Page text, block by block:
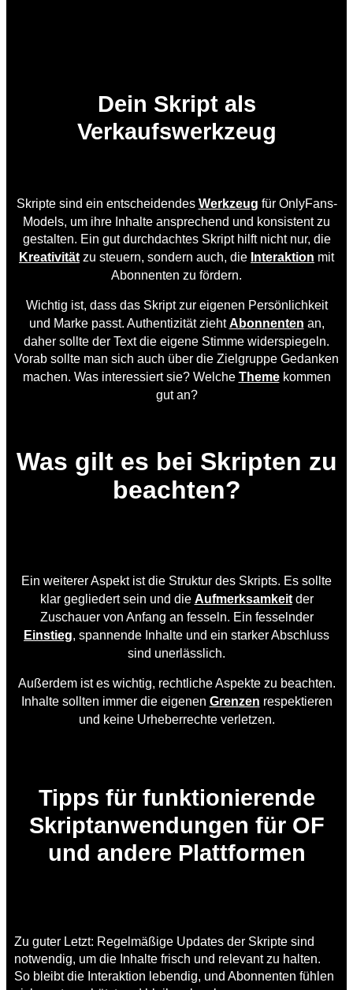
Dein Skript als
Verkaufswerkzeug
Skripte sind ein entscheidendes Werkzeug für OnlyFans-
Models, um ihre Inhalte ansprechend und konsistent zu
gestalten. Ein gut durchdachtes Skript hilft nicht nur, die
Kreativität zu steuern, sondern auch, die Interaktion mit
Abonnenten zu fördern.
Wichtig ist, dass das Skript zur eigenen Persönlichkeit
und Marke passt. Authentizität ziehtAbonnenten an,
daher sollte der Text die eigene Stimme widerspiegeln.
Vorab sollte man sich auch über die Zielgruppe Gedanken
machen. Was interessiert sie? Welche Themekommen
gut an?
Was gilt es bei Skripten zu
beachten?
Ein weiterer Aspekt ist die Struktur des Skripts. Es sollte
klar gegliedert sein und die Aufmerksamkeitder
Zuschauer von Anfang an fesseln. Ein fesselnder
Einstieg, spannende Inhalte und ein starker Abschluss
sind unerlässlich.
Außerdem ist es wichtig, rechtliche Aspekte zu beachten.
Inhalte sollten immer die eigenen Grenzen respektieren
und keine Urheberrechte verletzen.
Tipps für funktionierende
Skriptanwendungen für OF
und andere Plattformen
Zu guter Letzt: Regelmäßige Updates der Skripte sind
notwendig, um die Inhalte frisch und relevant zu halten.
So bleibt die Interaktion lebendig, und Abonnenten fühlen